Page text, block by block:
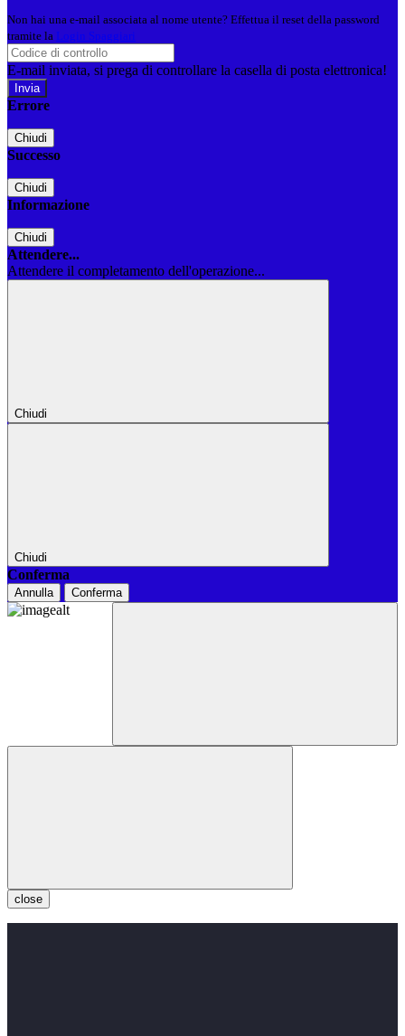
Non hai una e-mail associata al nome utente? Effettua il reset della password
tramite la Login Spaggiari
E-mail inviata, si prega di controllare la casella di posta elettronica!
Errore
Chiudi
Successo
Chiudi
Informazione
Chiudi
Attendere...
Attendere il completamento dell'operazione...
Chiudi
Chiudi
Conferma
Annulla Conferma
close